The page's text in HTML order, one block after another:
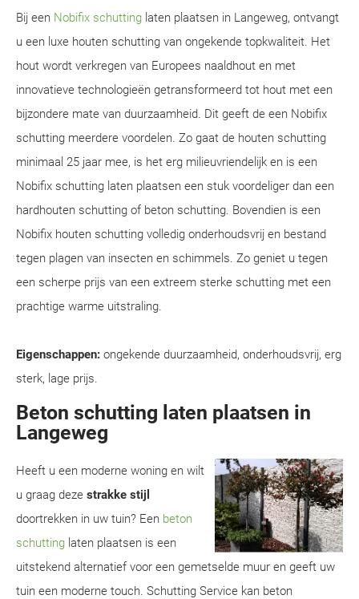
Bij een Nobifix schutting laten plaatsen in Langeweg, ontvangt
u een luxe houten schutting van ongekende topkwaliteit. Het
hout wordt verkregen van Europees naaldhout en met
innovatieve technologieën getransformeerd tot hout met een
bijzondere mate van duurzaamheid. Dit geeft de een Nobifix
schutting meerdere voordelen. Zo gaat de houten schutting
minimaal 25 jaar mee, is het erg milieuvriendelijk en is een
Nobifix schutting laten plaatsen een stuk voordeliger dan een
hardhouten schutting of beton schutting. Bovendien is een
Nobifix houten schutting volledig onderhoudsvrij en bestand
tegen plagen van insecten en schimmels. Zo geniet u tegen
een scherpe prijs van een extreem sterke schutting met een
prachtige warme uitstraling.
Eigenschappen: ongekende duurzaamheid, onderhoudsvrij, erg
sterk, lage prijs.
Beton schutting laten plaatsen in
Langeweg
Heeft u een moderne woning en wilt
u graag deze strakke stijl
doortrekken in uw tuin? Een beton
schutting laten plaatsen is een
uitstekend alternatief voor een gemetselde muur en geeft uw
tuin een moderne touch. Schutting Service kan beton